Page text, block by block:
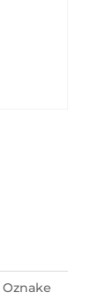
Oznake